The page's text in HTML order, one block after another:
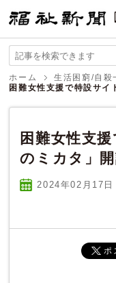
福祉新聞 WEB
ホーム
生活困窮/自殺
困難女性支援で特設サイ
困難女性支
のミカタ」開
2024年02 月 17 日
ポ